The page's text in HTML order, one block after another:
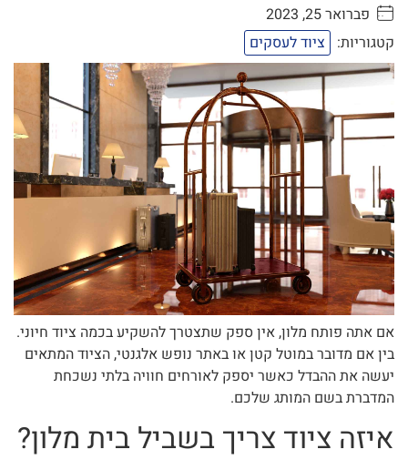
פברואר 25, 2023
קטגוריות:
ציוד לעסקים
אם אתה פותח מלון, אין ספק שתצטרך להשקיע בכמה ציוד חיוני.
בין אם מדובר במוטל קטן או באתר נופש אלגנטי, הציוד המתאים
יעשה את ההבדל כאשר יספק לאורחים חוויה בלתי נשכחת
המדברת בשם המותג שלכם.
איזה ציוד צריך בשביל בית מלון?